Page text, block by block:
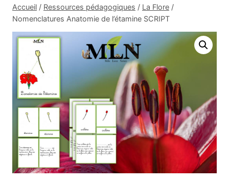
Accueil / Ressources pédagogiques / La Flore /
Nomenclatures Anatomie de l’étamine SCRIPT